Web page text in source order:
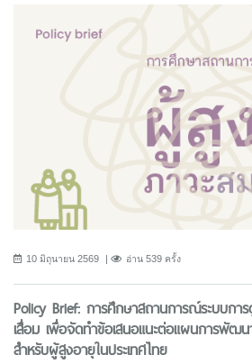
10 มิถุนายน 2569 อ่าน 539 ครั้ง
Policy Brief: การศึกษาสถานการณ์ระบบกา
เสื่อม เพื่อจัดทำข้อเสนอแนะต่อแผนการพัฒน
สำหรับผู้สูงอายุในประเทศไทย